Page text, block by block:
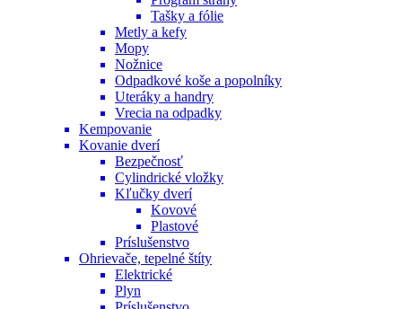
Tašky a fólie
Metly a kefy
Mopy
Nožnice
Odpadkové koše a popolníky
Uteráky a handry
Vrecia na odpadky
Kempovanie
Kovanie dverí
Bezpečnosť
Cylindrické vložky
Kľučky dverí
Kovové
Plastové
Príslušenstvo
Ohrievače, tepelné štíty
Elektrické
Plyn